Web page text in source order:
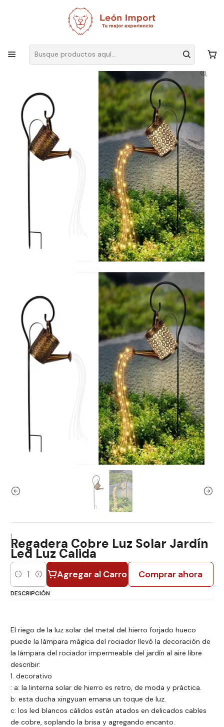
Envíos GRATIS
Terraza y Outdoor Riego Accesorios Jardín
Regadera Cobre Luz Solar Jardín Led Luz Calida
|Regadera Cobre Luz Solar Jardín
Led Luz Calida
Cantidad Agregar al Carro Comprar ahora
DESCRIPCIÓN
El riego de la luz solar del metal del hierro forjado hueco
puede la lámpara mágica del rociador llevó la decoración de
la lámpara del rociador impermeable del jardín al aire libre
describir:
1. decorativo
: a: la linterna solar de hierro es retro, de moda y práctica.
b: esta ducha xingyuan emana un toque de luz.
c: los led blancos cálidos están atados en delicados cables
de cobre, soplando la brisa y agregando encanto.